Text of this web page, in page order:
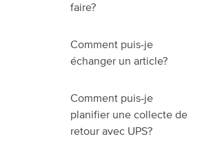
faire?
Comment puis-je
échanger un article?
Comment puis-je
planifier une collecte de
retour avec UPS?